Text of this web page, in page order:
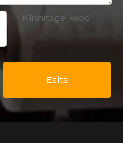
Esita